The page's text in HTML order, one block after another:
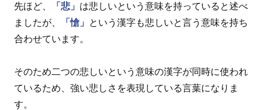
先ほど、 「悲」 は悲しいという意味を持っていると述べ
ましたが、
「愴」
という漢字も悲しいと言う意味を持ち
合わせています。
そのため二つの悲しいという意味の漢字が同時に使われ
ているため、強い悲しさを表現している言葉になりま
す。